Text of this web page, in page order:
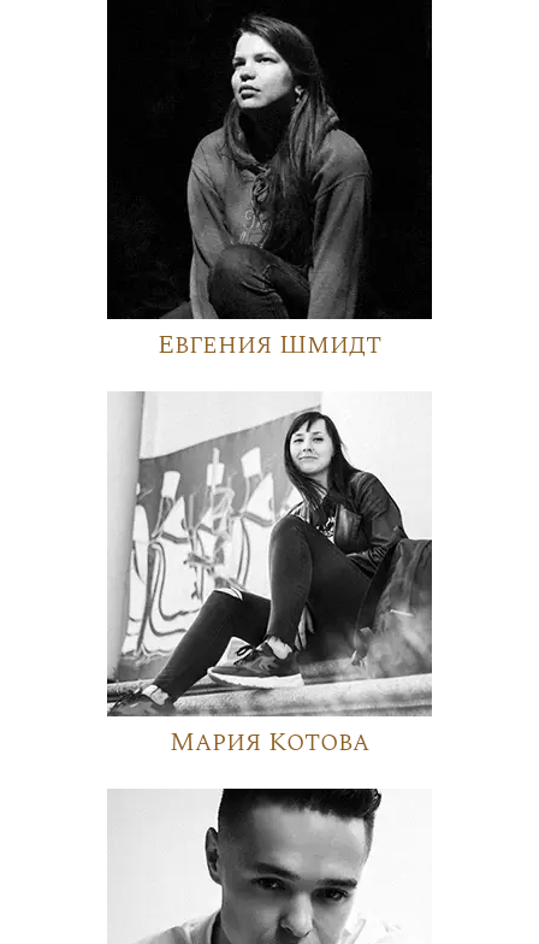
Евгения Шмидт
Мария Котова